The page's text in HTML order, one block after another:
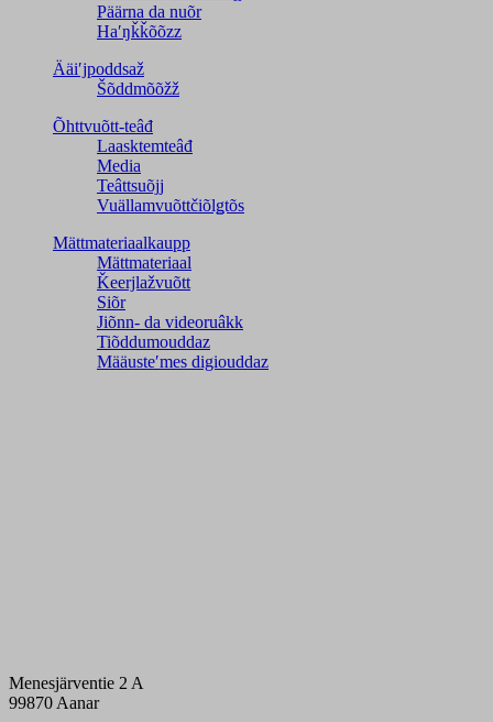
Päärna da nuõr
Haʹŋǩǩõõzz
Ääiʹjpoddsaž
Šõddmõõžž
Õhttvuõtt-teâđ
Laasktemteâđ
Media
Teâttsuõjj
Vuällamvuõttčiõlǥtõs
Mättmateriaalkaupp
Mättmateriaal
Ǩeerjlažvuõtt
Siõr
Jiõnn- da videoruâkk
Tiõddumouddaz
Määusteʹmes digiouddaz
Menesjärventie 2 A
99870 Aanar